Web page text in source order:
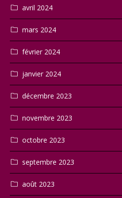
avril 2024
mars 2024
février 2024
janvier 2024
décembre 2023
novembre 2023
octobre 2023
septembre 2023
août 2023